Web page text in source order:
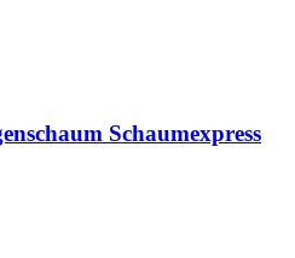
Schaumexpress